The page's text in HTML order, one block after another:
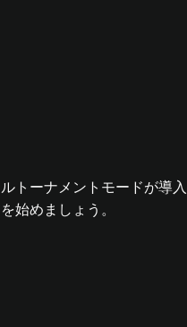
トーナメントモードが導入
始めましょう。